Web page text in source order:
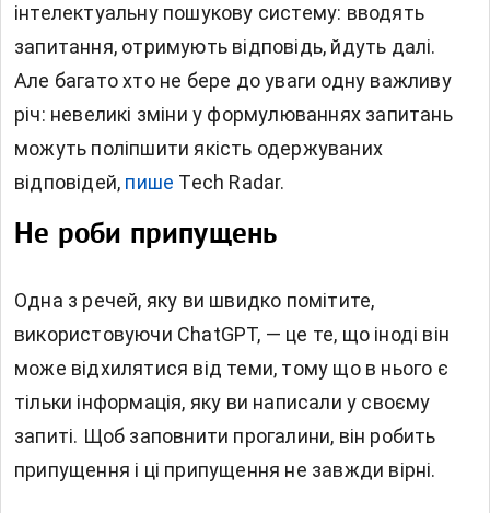
інтелектуальну пошукову систему: вводять
запитання, отримують відповідь, йдуть далі.
Але багато хто не бере до уваги одну важливу
річ: невеликі зміни у формулюваннях запитань
можуть поліпшити якість одержуваних
відповідей, пише Tech Radar.
Не роби припущень
Одна з речей, яку ви швидко помітите,
використовуючи ChatGPT, — це те, що іноді він
може відхилятися від теми, тому що в нього є
тільки інформація, яку ви написали у своєму
запиті. Щоб заповнити прогалини, він робить
припущення і ці припущення не завжди вірні.